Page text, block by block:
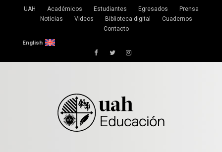
UAH Académicos Estudiantes Egresados
Prensa
Noticias
Videos Biblioteca digital
Cuadernos
Contacto
English
FacebookTwitterInstagram